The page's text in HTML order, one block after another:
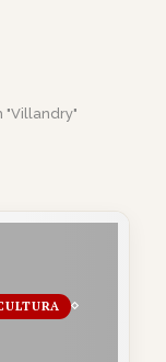
"Villandry"